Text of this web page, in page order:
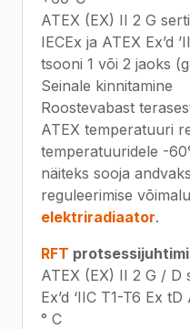
ATEX (EX) II 2 G
IECEx ja ATEX Ex’d
tsooni 1 või 2 jaoks
Seinale kinnitamine
Roostevabast
ATEX temperatuuri
temperatuuridele -
näiteks sooja
reguleerimise
elektriradiaator.
RFT
ATEX (EX) II 2 G / D
Ex’d ‘IIC T1-T6 Ex
° C